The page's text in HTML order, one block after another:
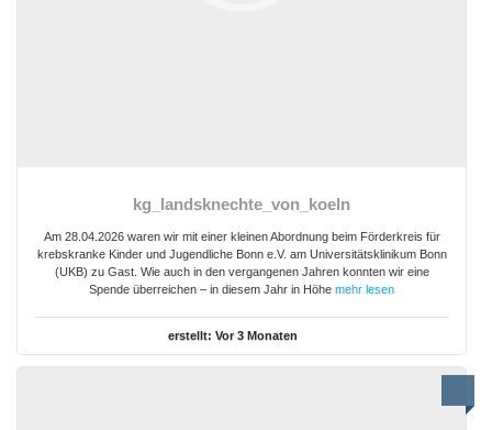
kg_landsknechte_von_koeln
Am 28.04.2026 waren wir mit einer kleinen Abordnung beim Förderkreis für
krebskranke Kinder und Jugendliche Bonn e.V. am Universitätsklinikum Bonn
(UKB) zu Gast. Wie auch in den vergangenen Jahren konnten wir eine
Spende überreichen – in diesem Jahr in Höhe mehr lesen
erstellt: Vor 3 Monaten